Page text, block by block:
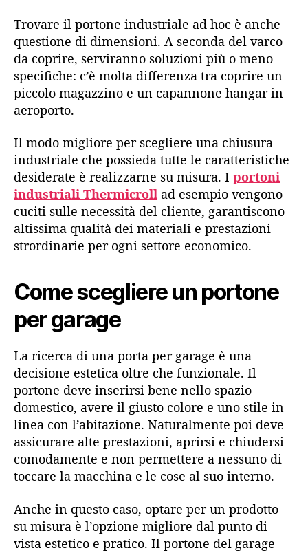
Trovare il portone industriale ad hoc è anche
questione di dimensioni. A seconda del varco
da coprire, serviranno soluzioni più o meno
specifiche: c’è molta differenza tra coprire un
piccolo magazzino e un capannone hangar in
aeroporto.
Il modo migliore per scegliere una chiusura
industriale che possieda tutte le caratteristiche
desiderate è realizzarne su misura. I portoni
industriali Thermicroll ad esempio vengono
cuciti sulle necessità del cliente, garantiscono
altissima qualità dei materiali e prestazioni
strordinarie per ogni settore economico.
Come scegliere un portone
per garage
La ricerca di una porta per garage è una
decisione estetica oltre che funzionale. Il
portone deve inserirsi bene nello spazio
domestico, avere il giusto colore e uno stile in
linea con l’abitazione. Naturalmente poi deve
assicurare alte prestazioni, aprirsi e chiudersi
comodamente e non permettere a nessuno di
toccare la macchina e le cose al suo interno.
Anche in questo caso, optare per un prodotto
su misura è l’opzione migliore dal punto di
vista estetico e pratico. Il portone del garage